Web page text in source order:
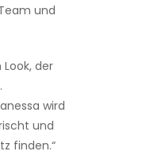
und
der
wird
und
finden.“